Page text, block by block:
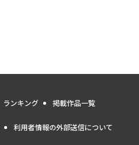
ランキング 掲載作品一覧
利用者情報の外部送信について